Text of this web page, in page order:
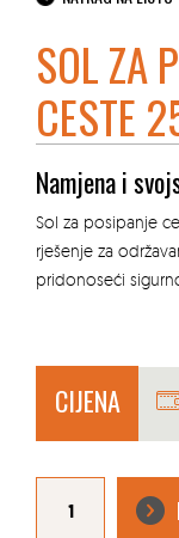
SOL ZA
CESTE
Namjena i
Sol za posipanje
rješenje za
pridonoseći
CIJENA
SOL
POSIPAVANJE